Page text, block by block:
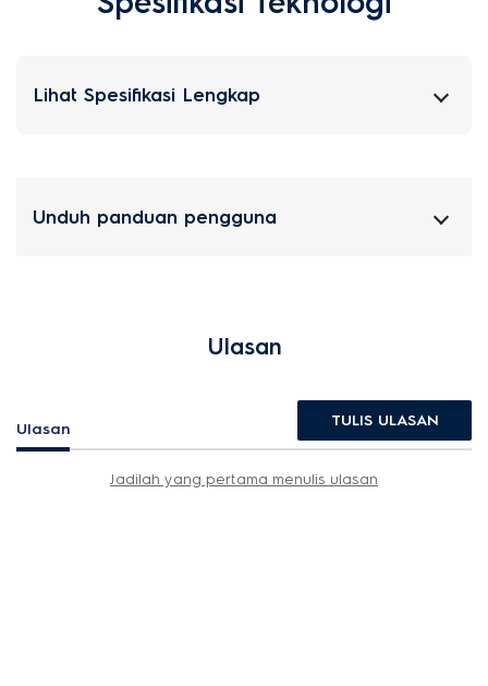
Lihat Spesifikasi Lengkap
Unduh panduan pengguna
Ulasan
Ulasan TULIS ULASAN
Jadilah yang pertama menulis ulasan